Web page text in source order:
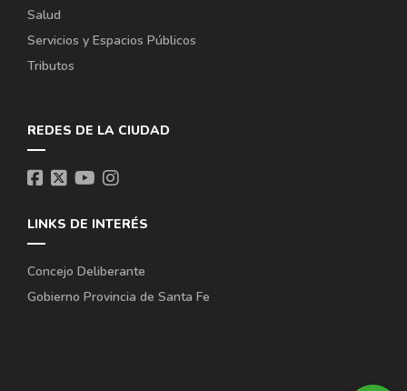
Salud
Servicios y Espacios Públicos
Tributos
REDES DE LA CIUDAD
LINKS DE INTERÉS
Concejo Deliberante
Gobierno Provincia de Santa Fe